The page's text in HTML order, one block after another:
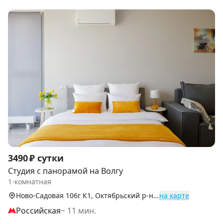
Item
1
of
3490 ₽ сутки
Студия с панорамой на Волгу
1-комнатная
Ново-Садовая 106г К1, Октябрьский р-н (Центр)на карте
Российская~ 11 мин.